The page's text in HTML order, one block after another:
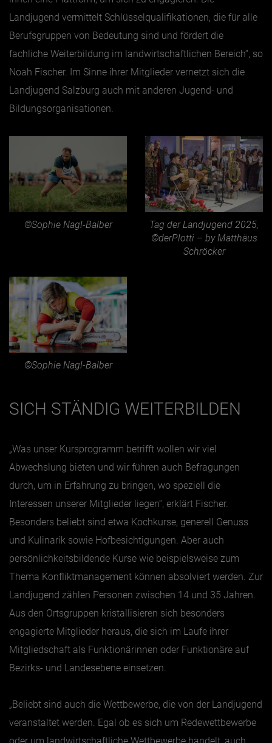
Landjugend vermittelt Schlüsselqualifikationen, die für alle
Berufsgruppen von Bedeutung sind und fördert die
fachliche Weiterbildung im landwirtschaftlichen Bereich“, so
Noah Fischer. Im Sinne ihrer Mitglieder vernetzt sich die
Landjugend Salzburg auch mit anderen Jugend- und
Bildungsorganisationen.
©Sophie Nagl-Balber
Tag der Landjugend 2025,
©derPlotti – by Matthäus
Schröcker
©Sophie Nagl-Balber
SICH STÄNDIG WEITERBILDEN
„Was unser Kursprogramm betrifft wollen wir viel
Abwechslung bieten und wir führen auch Befragungen
durch, um in Erfahrung zu bringen, wo speziell die
Interessen unserer Mitglieder liegen“, erklärt Fischer.
Besonders beliebt sind etwa Kochkurse, generell Genuss
und Kulinarik sowie Hofbesichtigungen. Aber auch
persönlichkeitsbildende Kurse wie beispielsweise zum
Thema Konfliktmanagement können absolviert werden. Zur
Landjugend zählen Personen zwischen 14 und 35 Jahren.
Aus den Ortsgruppen kristallisieren sich besonders
engagierte Mitglieder heraus, die sich im Laufe ihrer
Mitgliedschaft als Funktionärinnen oder Funktionäre auf
Bezirks- und Landesebene einsetzen.
„Beliebt sind auch die Wettbewerbe, die von der Landjugend
veranstaltet werden. Egal ob es sich um Redewettbewerbe
oder um landwirtschaftliche Wettbewerbe handelt, auch